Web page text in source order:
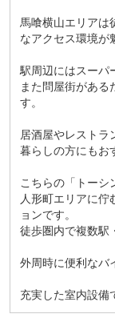
馬喰横山エリアは
なアクセス環境が
駅周辺にはスーパ
また問屋街がある
す。
居酒屋やレストラ
暮らしの方にもお
こちらの「トーシ
人形町エリアに佇
ョンです。
徒歩圏内で複数駅
外周時に便利なバ
充実した室内設備